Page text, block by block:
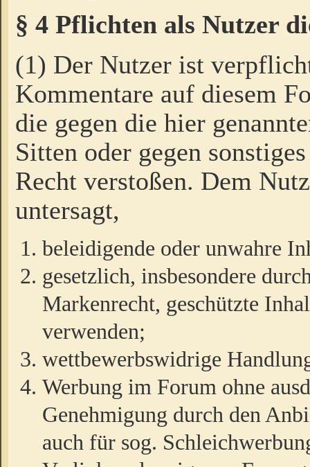
§ 4 Pflichten als Nutzer
(1) Der Nutzer ist
Kommentare auf diesem
die gegen die hier
Sitten oder gegen
Recht verstoßen. Dem
untersagt,
beleidigende oder unwahre
gesetzlich, insbesondere
Markenrecht, geschützte
verwenden;
wettbewerbswidrige
Werbung im Forum ohne
Genehmigung durch den
auch für sog.